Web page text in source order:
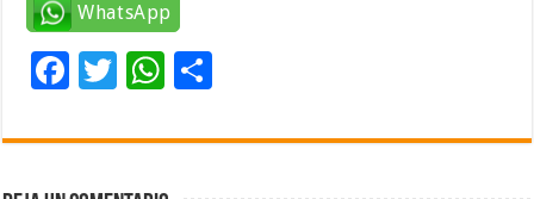
WhatsApp
F
e
b
T
tt
er
W
at
sA
m